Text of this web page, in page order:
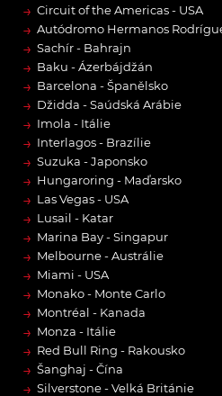
→ Circuit of the Americas - USA
→ Autódromo Hermanos
→ Sachír - Bahrajn
→ Baku - Ázerbájdžán
→ Barcelona - Španělsko
→ Džidda - Saúdská Arábie
→ Imola - Itálie
→ Interlagos - Brazílie
→ Suzuka - Japonsko
→ Hungaroring - Maďarsko
→ Las Vegas - USA
→ Lusail - Katar
→ Marina Bay - Singapur
→ Melbourne - Austrálie
→ Miami - USA
→ Monako - Monte Carlo
→ Montréal - Kanada
→ Monza - Itálie
→ Red Bull Ring - Rakousko
→ Šanghaj - Čína
→ Silverstone - Velká Británie